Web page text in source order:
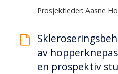
Prosjektleder: Aasne
av
en prospektiv